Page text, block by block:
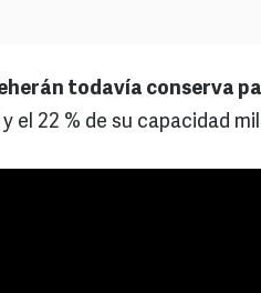
todavía conserva
el 22 % de su capacidad